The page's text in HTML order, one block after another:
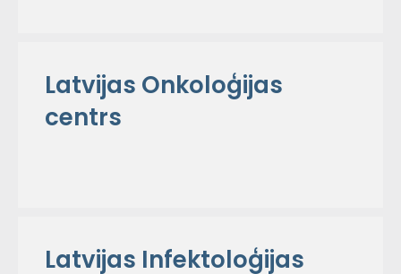
Latvijas Onkoloģijas
centrs
Latvijas Infektoloģijas